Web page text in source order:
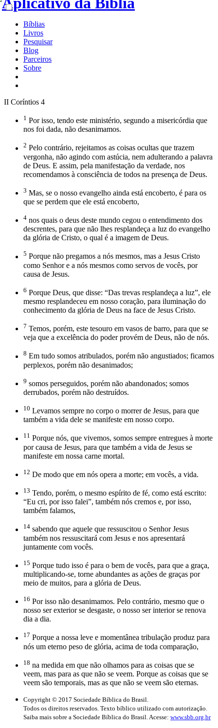
Bíblias
Livros
Pesquisar
Blog
Parceiros
Sobre
II Coríntios 4
1 Por isso, tendo este ministério, segundo a misericórdia que
nos foi dada, não desanimamos.
2 Pelo contrário, rejeitamos as coisas ocultas que trazem
vergonha, não agindo com astúcia, nem adulterando a palavra
de Deus. E assim, pela manifestação da verdade, nos
recomendamos à consciência de todos na presença de Deus.
3 Mas, se o nosso evangelho ainda está encoberto, é para os
que se perdem que ele está encoberto,
4 nos quais o deus deste mundo cegou o entendimento dos
descrentes, para que não lhes resplandeça a luz do evangelho
da glória de Cristo, o qual é a imagem de Deus.
5 Porque não pregamos a nós mesmos, mas a Jesus Cristo
como Senhor e a nós mesmos como servos de vocês, por
causa de Jesus.
6 Porque Deus, que disse: “Das trevas resplandeça a luz”, ele
mesmo resplandeceu em nosso coração, para iluminação do
conhecimento da glória de Deus na face de Jesus Cristo.
7 Temos, porém, este tesouro em vasos de barro, para que se
veja que a excelência do poder provém de Deus, não de nós.
8 Em tudo somos atribulados, porém não angustiados; ficamos
perplexos, porém não desanimados;
9 somos perseguidos, porém não abandonados; somos
derrubados, porém não destruídos.
10 Levamos sempre no corpo o morrer de Jesus, para que
também a vida dele se manifeste em nosso corpo.
11 Porque nós, que vivemos, somos sempre entregues à morte
por causa de Jesus, para que também a vida de Jesus se
manifeste em nossa carne mortal.
12 De modo que em nós opera a morte; em vocês, a vida.
13 Tendo, porém, o mesmo espírito de fé, como está escrito:
“Eu cri, por isso falei”, também nós cremos e, por isso,
também falamos,
14 sabendo que aquele que ressuscitou o Senhor Jesus
também nos ressuscitará com Jesus e nos apresentará
juntamente com vocês.
15 Porque tudo isso é para o bem de vocês, para que a graça,
multiplicando-se, torne abundantes as ações de graças por
meio de muitos, para a glória de Deus.
16 Por isso não desanimamos. Pelo contrário, mesmo que o
nosso ser exterior se desgaste, o nosso ser interior se renova
dia a dia.
17 Porque a nossa leve e momentânea tribulação produz para
nós um eterno peso de glória, acima de toda comparação,
18 na medida em que não olhamos para as coisas que se
veem, mas para as que não se veem. Porque as coisas que se
veem são temporais, mas as que não se veem são eternas.
Copyright © 2017 Sociedade Bíblica do Brasil.
Todos os direitos reservados. Texto bíblico utilizado com autorização.
Saiba mais sobre a Sociedade Bíblica do Brasil. Acesse: www.sbb.org.br